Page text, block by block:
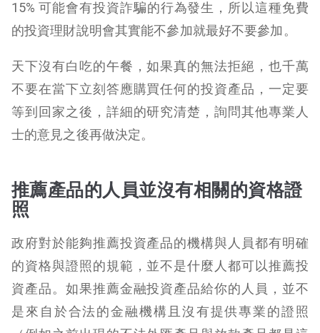
15% 可能會有投資詐騙的行為發生，所以這種免費
的投資理財說明會其實能不參加就最好不要參加。
天下沒有白吃的午餐，如果真的無法拒絕，也千萬
不要在當下立刻答應購買任何的投資產品，一定要
等到回家之後，詳細的研究清楚，詢問其他專業人
士的意見之後再做決定。
推薦產品的人員並沒有相關的資格證
照
政府對於能夠推薦投資產品的機構與人員都有明確
的資格與證照的規範，並不是什麼人都可以推薦投
資產品。如果推薦金融投資產品給你的人員，並不
是來自於合法的金融機構且沒有提供專業的證照